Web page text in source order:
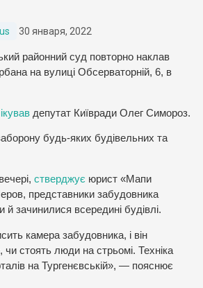
30 января, 2022
районний суд повторно наклав
на вулиці Обсерваторній, 6, в
депутат Київради Олег Симороз.
будь-яких будівельних та
стверджує юрист «Мапи
представники забудовника
й зачинилися всередині будівлі.
камера забудовника, і він
чи стоять люди на стрьомі. Техніка
на Тургенєвській», — пояснює